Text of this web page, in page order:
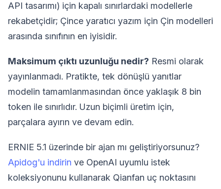
API tasarımı) için kapalı sınırlardaki modellerle
rekabetçidir; Çince yaratıcı yazım için Çin modelleri
arasında sınıfının en iyisidir.
Maksimum çıktı uzunluğu nedir? Resmi olarak
yayınlanmadı. Pratikte, tek dönüşlü yanıtlar
modelin tamamlanmasından önce yaklaşık 8 bin
token ile sınırlıdır. Uzun biçimli üretim için,
parçalara ayırın ve devam edin.
ERNIE 5.1 üzerinde bir ajan mı geliştiriyorsunuz?
Apidog'u indirin ve OpenAI uyumlu istek
koleksiyonunu kullanarak Qianfan uç noktasını